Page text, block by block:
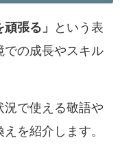
頑張る」
という表
での成長やスキル
況で使える敬語や
を紹介します。